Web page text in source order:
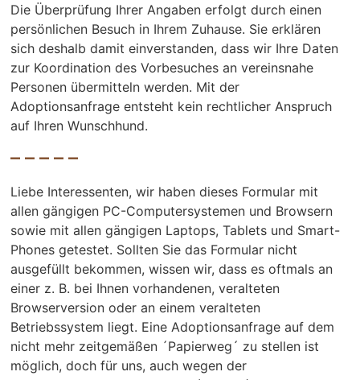
Die Überprüfung Ihrer Angaben erfolgt durch einen
persönlichen Besuch in Ihrem Zuhause. Sie erklären
sich deshalb damit einverstanden, dass wir Ihre Daten
zur Koordination des Vorbesuches an vereinsnahe
Personen übermitteln werden. Mit der
Adoptionsanfrage entsteht kein rechtlicher Anspruch
auf Ihren Wunschhund.
– – – – –
Liebe Interessenten, wir haben dieses Formular mit
allen gängigen PC-Computersystemen und Browsern
sowie mit allen gängigen Laptops, Tablets und Smart-
Phones getestet. Sollten Sie das Formular nicht
ausgefüllt bekommen, wissen wir, dass es oftmals an
einer z. B. bei Ihnen vorhandenen, veralteten
Browserversion oder an einem veralteten
Betriebssystem liegt. Eine Adoptionsanfrage auf dem
nicht mehr zeitgemäßen ´Papierweg´ zu stellen ist
möglich, doch für uns, auch wegen der